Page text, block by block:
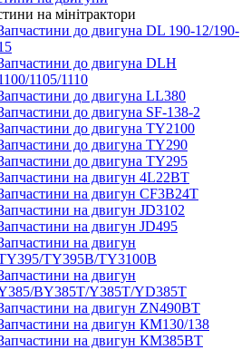
на мінітрактори
до двигуна DL 190-12/190-
до двигуна DLH
1105/1110
до двигуна LL380
до двигуна SF-138-2
до двигуна TY2100
до двигуна TY290
до двигуна TY295
на двигун 4L22BT
на двигун CF3B24T
на двигун JD3102
на двигун JD495
на двигун
TY395В/TY3100В
на двигун
BY385T/Y385T/YD385T
на двигун ZN490BT
на двигун КМ130/138
на двигун КМ385ВТ